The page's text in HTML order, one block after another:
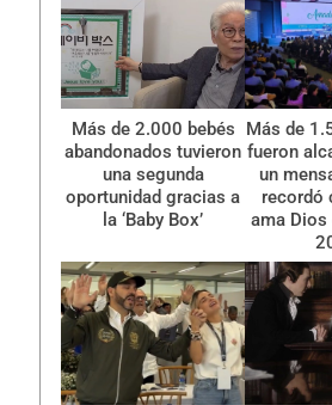
Más de 2.000 bebés
abandonados tuvieron
una segunda
oportunidad gracias a
la ‘Baby Box’
Más de
fueron
un
recordó
ama Dios